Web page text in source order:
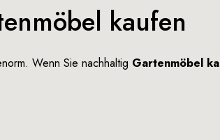
kaufen
Wenn Sie nachhaltig Gartenmöbel